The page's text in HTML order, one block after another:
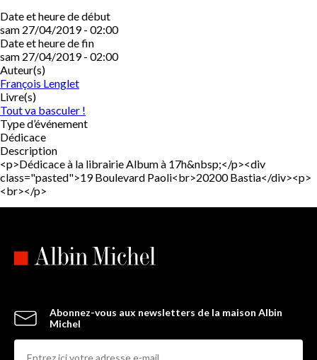
Date et heure de début
sam 27/04/2019 - 02:00
Date et heure de fin
sam 27/04/2019 - 02:00
Auteur(s)
François Lenglet
Livre(s)
Tout va basculer !
Type d’événement
Dédicace
Description
<p>Dédicace à la librairie Album à 17h&nbsp;</p><div
class="pasted">19 Boulevard Paoli<br>20200 Bastia</div><p>
<br></p>
Abonnez-vous aux newsletters de la maison Albin
Michel